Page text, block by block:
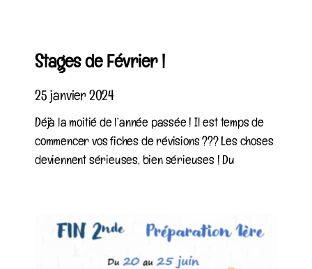
Stages de Février !
25 janvier 2024
Déjà la moitié de l’année passée ! Il est temps de
commencer vos fiches de révisions ??? Les choses
deviennent sérieuses, bien sérieuses ! Du